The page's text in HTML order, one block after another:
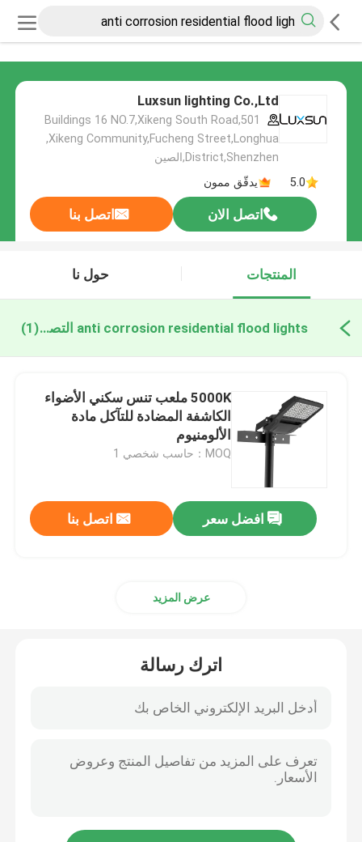
Luxsun lighting Co.,Ltd
501,Buildings 16 NO.7,Xikeng South Road
,Xikeng Community,Fucheng Street,Longhua
District,Shenzhen,الصين
5.0
يدقّق ممون
اتصل الان اتصل بنا
المنتجات حول نا
anti corrosion residential flood lights التصنيع عبر الإنترنت(1)
5000K ملعب تنس سكني الأضواء
الكاشفة المضادة للتآكل مادة
الألومنيوم
MOQ：حاسب شخصي 1
افضل سعر اتصل بنا
عرض المزيد
اترك رسالة